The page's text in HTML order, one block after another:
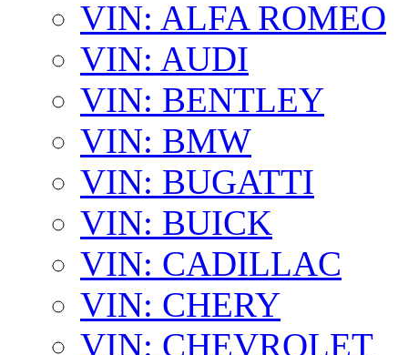
VIN: ALFA ROMEO
VIN: AUDI
VIN: BENTLEY
VIN: BMW
VIN: BUGATTI
VIN: BUICK
VIN: CADILLAC
VIN: CHERY
VIN: CHEVROLET